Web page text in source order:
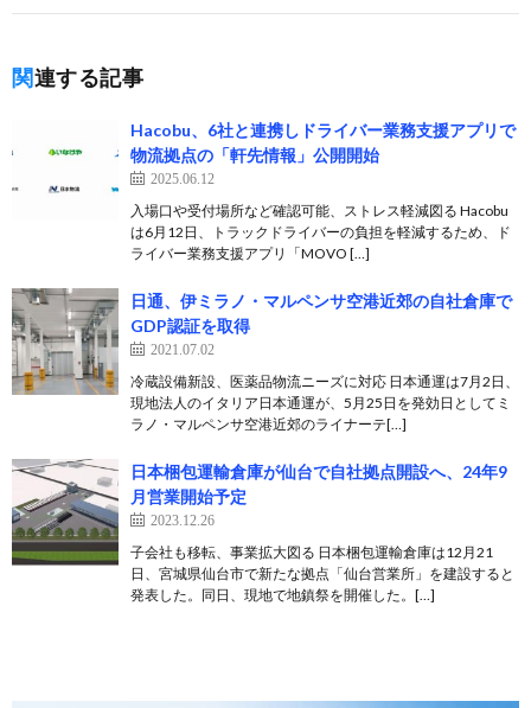
関連する記事
Hacobu、6社と連携しドライバー業務支援アプリで
物流拠点の「軒先情報」公開開始
2025.06.12
入場口や受付場所など確認可能、ストレス軽減図る Hacobu
は6月12日、トラックドライバーの負担を軽減するため、ド
ライバー業務支援アプリ「MOVO […]
日通、伊ミラノ・マルペンサ空港近郊の自社倉庫で
GDP認証を取得
2021.07.02
冷蔵設備新設、医薬品物流ニーズに対応 日本通運は7月2日、
現地法人のイタリア日本通運が、5月25日を発効日としてミ
ラノ・マルペンサ空港近郊のライナーテ[…]
日本梱包運輸倉庫が仙台で自社拠点開設へ、24年9
月営業開始予定
2023.12.26
子会社も移転、事業拡大図る 日本梱包運輸倉庫は12月21
日、宮城県仙台市で新たな拠点「仙台営業所」を建設すると
発表した。同日、現地で地鎮祭を開催した。[…]